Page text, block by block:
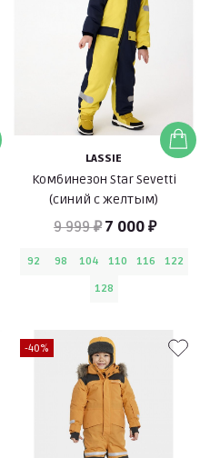
LASSIE
Комбинезон Star Sevetti
(синий с желтым)
9 999 ₽ 7 000 ₽
92 98 104 110 116
122
128
-40%